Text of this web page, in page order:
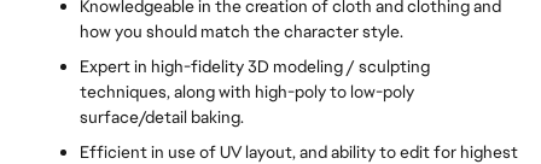
Knowledgeable in the creation of cloth and clothing and
how you should match the character style.
Expert in high-fidelity 3D modeling / sculpting
techniques, along with high-poly to low-poly
surface/detail baking.
Efficient in use of UV layout, and ability to edit for highest